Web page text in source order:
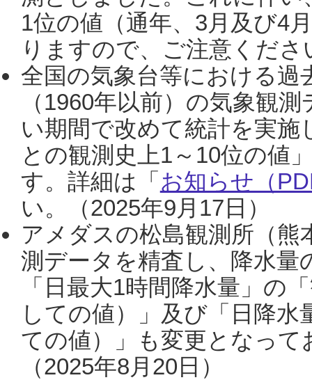
1位の値（通年、3月及び4
りますので、ご注意くだ
全国の気象台等における過
（1960年以前）の気象観
い期間で改めて統計を実
との観測史上1～10位の値
す。詳細は「 お知らせ（
い。（2025年9月17日）
アメダスの松島観測所（熊
測データを精査し、降水
「日最大1時間降水量」の
しての値）」及び「日降
ての値）」も変更となっ
（2025年8月20日）